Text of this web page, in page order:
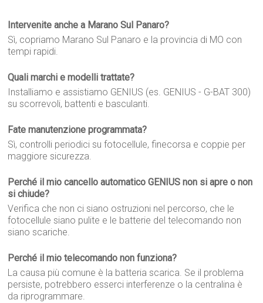
Intervenite anche a Marano Sul Panaro?
Sì, copriamo Marano Sul Panaro e la provincia di MO con
tempi rapidi.
Quali marchi e modelli trattate?
Installiamo e assistiamo GENIUS (es. GENIUS - G-BAT 300)
su scorrevoli, battenti e basculanti.
Fate manutenzione programmata?
Sì, controlli periodici su fotocellule, finecorsa e coppie per
maggiore sicurezza.
Perché il mio cancello automatico GENIUS non si apre o non
si chiude?
Verifica che non ci siano ostruzioni nel percorso, che le
fotocellule siano pulite e le batterie del telecomando non
siano scariche.
Perché il mio telecomando non funziona?
La causa più comune è la batteria scarica. Se il problema
persiste, potrebbero esserci interferenze o la centralina è
da riprogrammare.